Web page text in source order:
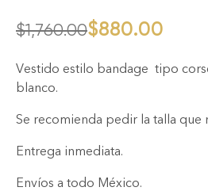
$1,760.00$880.00
Vestido estilo bandage tipo
blanco.
Se recomienda pedir la talla que
Entrega inmediata.
Envíos a todo México.